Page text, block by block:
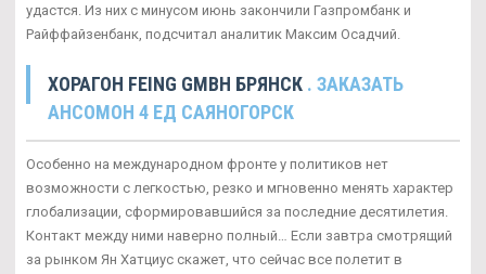
удастся. Из них с минусом июнь закончили Газпромбанк и
Райффайзенбанк, подсчитал аналитик Максим Осадчий.
ХОРАГОН FEING GMBH БРЯНСК . ЗАКАЗАТЬ
АНСОМОН 4 ЕД САЯНОГОРСК
Особенно на международном фронте у политиков нет
возможности с легкостью, резко и мгновенно менять характер
глобализации, сформировавшийся за последние десятилетия.
Контакт между ними наверно полный… Если завтра смотрящий
за рынком Ян Хатциус скажет, что сейчас все полетит в